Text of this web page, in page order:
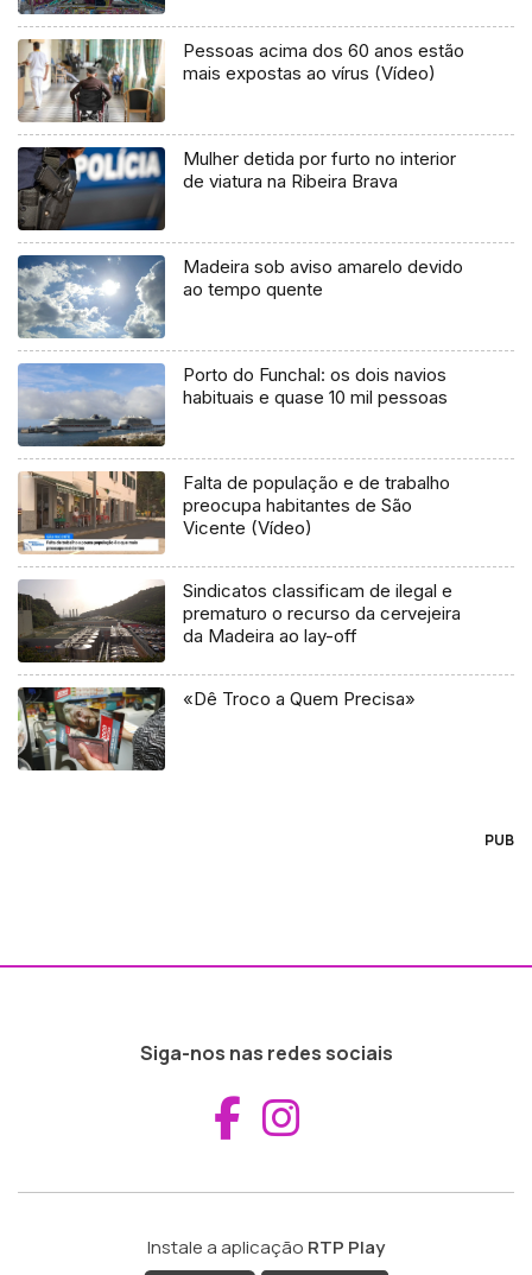
Pessoas acima dos 60 anos estão
mais expostas ao vírus (Vídeo)
Mulher detida por furto no interior
de viatura na Ribeira Brava
Madeira sob aviso amarelo devido
ao tempo quente
Porto do Funchal: os dois navios
habituais e quase 10 mil pessoas
Falta de população e de trabalho
preocupa habitantes de São
Vicente (Vídeo)
Sindicatos classificam de ilegal e
prematuro o recurso da cervejeira
da Madeira ao lay-off
«Dê Troco a Quem Precisa»
PUB
Siga-nos nas redes sociais
Aceder ao
Instale a aplicação RTP Play